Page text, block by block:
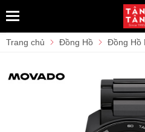
Trang chủ Đồng Hồ Đồng Hồ